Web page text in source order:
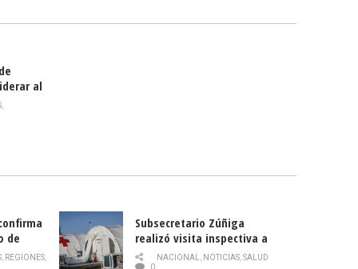
al
,
de
, REGIONES,
Subsecretario Zúñiga
realizó visita inspectiva a
Hospital Modular Sótero del
NACIONAL, NOTICIAS,SALUD
0